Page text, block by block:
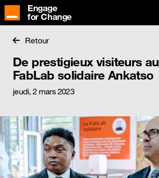
Engage
for Change
Retour
De prestigieux visiteurs au
FabLab solidaire Ankatso
jeudi, 2 mars 2023